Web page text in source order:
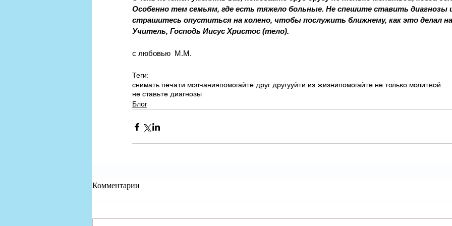
Особенно тем семьям, где есть тяжело больные. Не спешите ставить диагнозы
страшитесь опуститься на колено, чтобы послужить ближнему, как это делал
Учитель, Господь Иисус Христос (тело).
с любовью  М.М.
Теги:
снимать печати молчанияпомогайте друг другууйти из жизнипомогайте не только молитвой
не ставьте диагнозы
Блог
Комментарии